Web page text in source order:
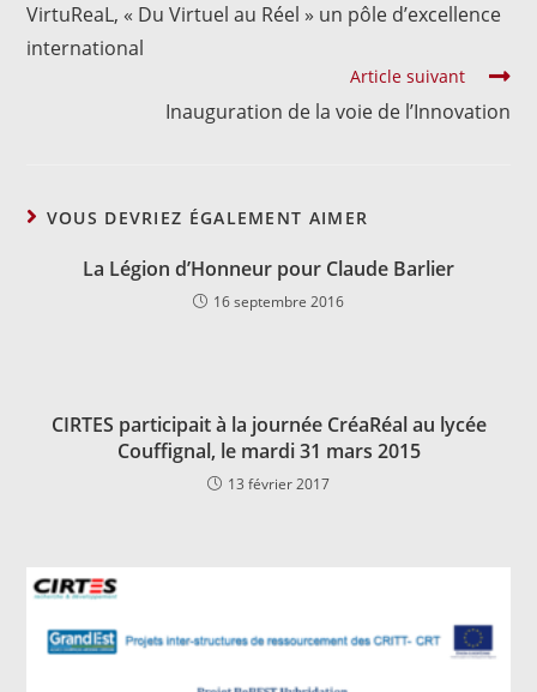
VirtuReaL, « Du Virtuel au Réel » un pôle d’excellence
international
Article suivant
Inauguration de la voie de l’Innovation
VOUS DEVRIEZ ÉGALEMENT AIMER
La Légion d’Honneur pour Claude Barlier
16 septembre 2016
CIRTES participait à la journée CréaRéal au lycée
Couffignal, le mardi 31 mars 2015
13 février 2017